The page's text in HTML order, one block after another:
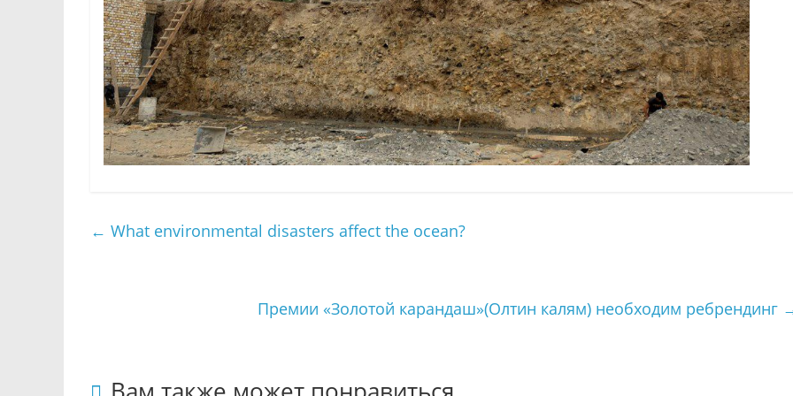
← What environmental disasters affect the ocean?
Премии «Золотой карандаш»(Олтин калям) необходим ребрендинг